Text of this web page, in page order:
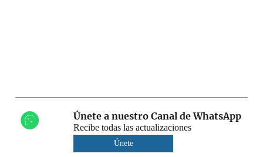
Únete a nuestro Canal de WhatsApp
Recibe todas las actualizaciones
Únete